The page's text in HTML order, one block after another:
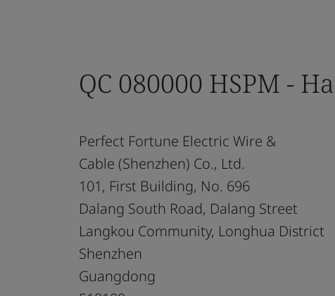
QC 080000 HSPM -
Perfect Fortune Electric Wire &
Cable (Shenzhen) Co., Ltd.
101, First Building, No. 696
Dalang South Road, Dalang Street
Langkou Community, Longhua District
Shenzhen
Guangdong